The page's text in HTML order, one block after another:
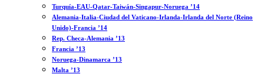
Turquía-EAU-Qatar-Taiwán-Singapur-Noruega ’14
Alemania-Italia-Ciudad del Vaticano-Irlanda-Irlanda del Norte (Reino
Unido)-Francia ’14
Rep. Checa-Alemania ’13
Francia ’13
Noruega-Dinamarca ’13
Malta ’13